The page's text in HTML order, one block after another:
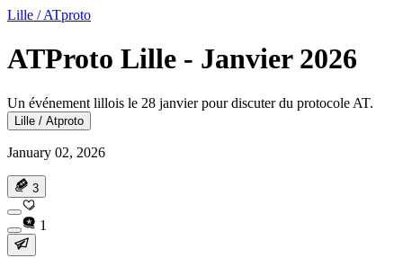
Lille / ATproto
ATProto Lille - Janvier 2026
Un événement lillois le 28 janvier pour discuter du protocole AT.
Lille / Atproto
January 02, 2026
3
1